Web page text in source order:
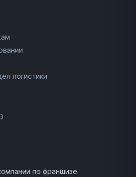
логистики
по франшизе.